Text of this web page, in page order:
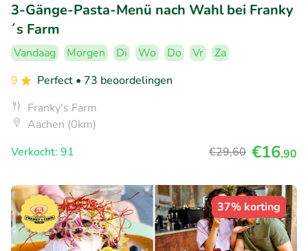
3-Gänge-Pasta-Menü nach Wahl bei Franky
´s Farm
Vandaag Morgen Di Wo Do Vr
Za
9
Perfect • 73 beoordelingen
Franky's Farm
Aachen (0km)
Verkocht: 91
€29,60 €16,90
37% korting